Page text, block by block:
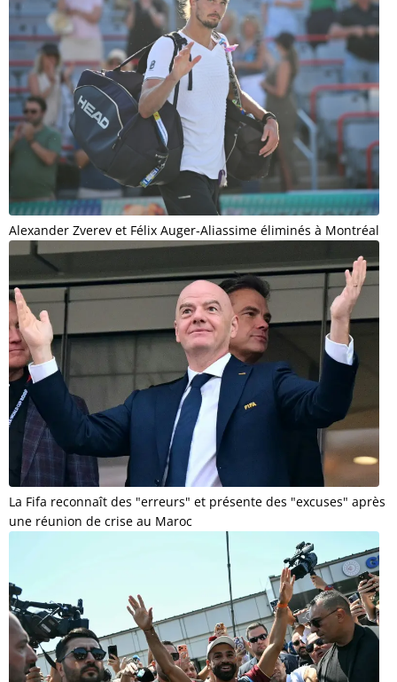
Alexander Zverev et Félix Auger-Aliassime éliminés à Montréal
La Fifa reconnaît des "erreurs" et présente des "excuses" après
une réunion de crise au Maroc